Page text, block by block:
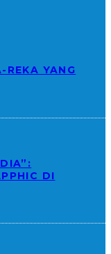
REKA YANG
DI